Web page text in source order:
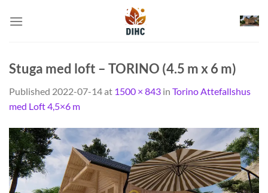
Stuga med loft – TORINO (4.5 m x 6 m)
Published 2022-07-14at 1500 × 843 in Torino Attefallshus
med Loft 4,5×6 m